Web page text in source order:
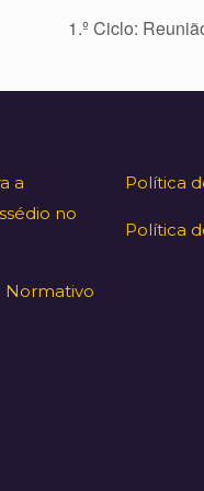
1.º Ciclo:
a
no
Normativo
Política
Política